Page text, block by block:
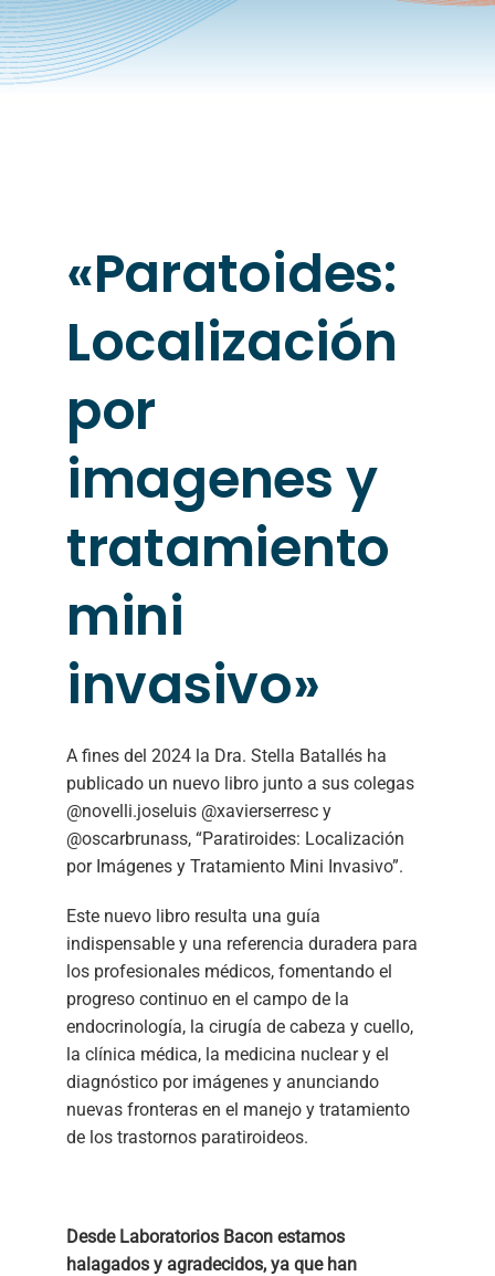
«Paratoides:
Localización
por
imagenes y
tratamiento
mini
invasivo»
A fines del 2024 la Dra. Stella Batallés ha
publicado un nuevo libro junto a sus colegas
@novelli.joseluis @xavierserresc y
@oscarbrunass, “Paratiroides: Localización
por Imágenes y Tratamiento Mini Invasivo”.
Este nuevo libro resulta una guía
indispensable y una referencia duradera para
los profesionales médicos, fomentando el
progreso continuo en el campo de la
endocrinología, la cirugía de cabeza y cuello,
la clínica médica, la medicina nuclear y el
diagnóstico por imágenes y anunciando
nuevas fronteras en el manejo y tratamiento
de los trastornos paratiroideos.
Desde Laboratorios Bacon estamos
halagados y agradecidos, ya que han